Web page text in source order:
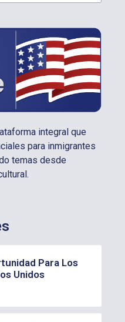
integral que
para inmigrantes
temas desde
Para Los
Unidos